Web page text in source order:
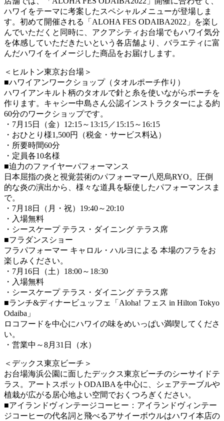
ハワイをテーマに考案したスペシャルメニューが登場しま
す。初めて開催される「ALOHA FES ODAIBA2022」を楽し
んでいただくと同時に、アクアシティお台場でもハワイ気分
を体感していただきたいという各店舗より、バラエティに富
んだハワイをイメージした商品をお届けします。
＜ヒルトン東京お台場＞
■ハワイアンワークショップ（タオルポーチ作り）
ハワイアンキルト柄のタオルで針と糸を使いながらポーチを
作ります。キャシー中島さん公認インストラクターによる約
60分のワークショップです。
・7月15日（金）12:15～13:15／15:15～16:15
・おひとり様1,500円（税金・サービス料込）
・所要時間60分
・定員各10名様
■迫力のファイヤーパフォーマンス
日本屈指の炎と視覚芸術のパフォーマー八咫烏RYO。圧倒
的な炎の演出から、様々な道具を駆使したパフォーマンスま
で。
・7月18日（月・祝）19:40～20:10
・入場無料
・シースケープ テラス・ダイニング テラス席
■フラダンスショー
フラパフォーマー キャロル・ハルヨによる 本場のフラをお
楽しみください。
・7月16日（土）18:00～18:30
・入場無料
・シースケープ テラス・ダイニング テラス席
■ランチ&ディナービュッフェ「Aloha! フェス in Hilton Tokyo
Odaiba」
ロコフードを中心にハワイの味をめいっぱい満喫してくださ
い。
・営業中～8月31日（水）
＜デックス東京ビーチ＞
お台場海浜公園に面したデックス東京ビーチのシーサイドテ
ラス。アートスポットODAIBAを中心に、シェアテーブルや
植栽が広がる居心地よい空間でおくつろぎください。
■アイランドヴィンテージコーヒー：アイランドヴィンテー
ジコーヒーの代名詞と飛べるアサイーボウルはハワイ本店の